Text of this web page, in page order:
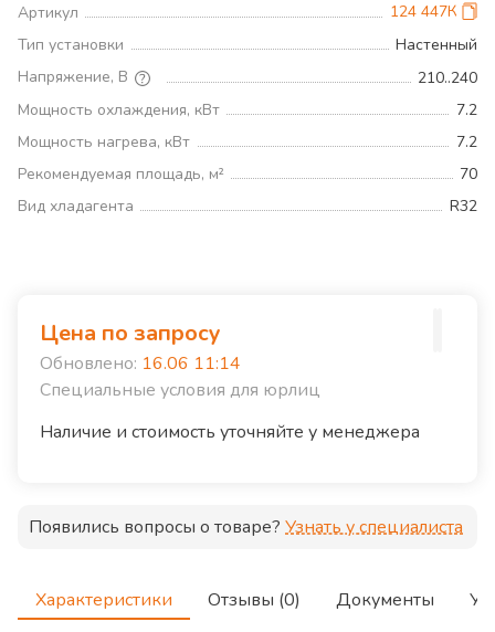
Артикул
124 447К
Тип установки
Настенный
Напряжение, В
210..240
Мощность охлаждения, кВт
7.2
Мощность нагрева, кВт
7.2
Рекомендуемая площадь, м²
70
Вид хладагента
R32
Цена по запросу
Обновлено: 16.06 11:14
Специальные условия для юрлиц
Наличие и стоимость уточняйте у менеджера
Появились вопросы о товаре? Узнать у специалиста
Характеристики Отзывы (0) Документы